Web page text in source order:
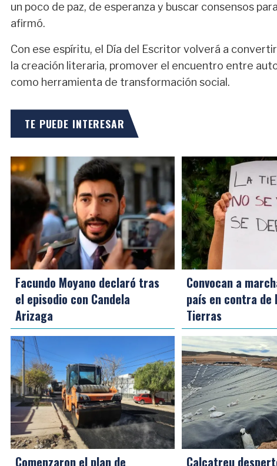
un poco de paz, de esperanza y buscar consensos
afirmó.
Con ese espíritu, el Día del Escritor volverá a
la creación literaria, promover el encuentro entre
como herramienta de transformación social.
TE PUEDE INTERESAR
Facundo Moyano declaró tras
el episodio con Candela
Arizaga
Convocan a
país en contra de
Tierras
Comenzaron el plan de Calcatreu